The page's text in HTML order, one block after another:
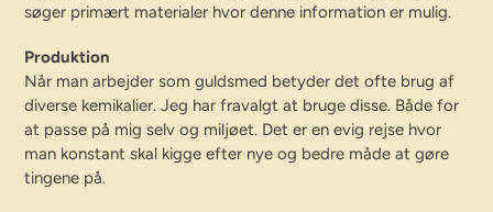
søger primært materialer hvor denne information er mulig.
Produktion
Når man arbejder som guldsmed betyder det ofte brug af
diverse kemikalier. Jeg har fravalgt at bruge disse. Både for
at passe på mig selv og miljøet. Det er en evig rejse hvor
man konstant skal kigge efter nye og bedre måde at gøre
tingene på.